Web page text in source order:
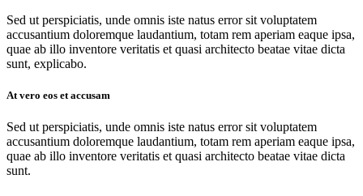
Sed ut perspiciatis, unde omnis iste natus error sit voluptatem
accusantium doloremque laudantium, totam rem aperiam eaque ipsa,
quae ab illo inventore veritatis et quasi architecto beatae vitae dicta
sunt, explicabo.
At vero eos et accusam
Sed ut perspiciatis, unde omnis iste natus error sit voluptatem
accusantium doloremque laudantium, totam rem aperiam eaque ipsa,
quae ab illo inventore veritatis et quasi architecto beatae vitae dicta
sunt.